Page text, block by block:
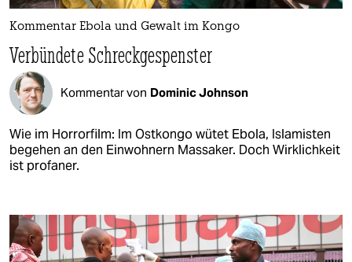
Kommentar Ebola und Gewalt im Kongo
Verbündete Schreckgespenster
Kommentar von Dominic Johnson
Wie im Horrorfilm: Im Ostkongo wütet Ebola, Islamisten
begehen an den Einwohnern Massaker. Doch Wirklichkeit
ist profaner.